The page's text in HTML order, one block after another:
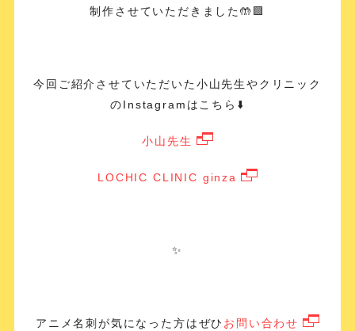
制作させていただきました🤲🟪
今回ご紹介させていただいた小山先生やクリニック
のInstagramはこちら⬇️
小山先生
LOCHIC CLINIC ginza
✨
アニメ名刺が気になった方はぜひ お問い合わせ